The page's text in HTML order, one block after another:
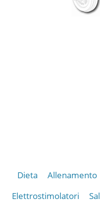
Dieta Allenamento
Elettrostimolatori